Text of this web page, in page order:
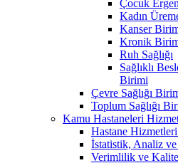
Çocuk Ergen
Kadın
Kanser
Kronik
Ruh Sağlığı
Sağlıklı
Birimi
Çevre Sağlığı
Toplum Sağlığı
Kamu Hastaneleri
Hastane
İstatistik, Analiz
Verimlilik ve